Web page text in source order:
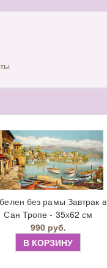
без рамы Завтрак в
Сан Тропе - 35х62 см
990 руб.
В КОРЗИНУ